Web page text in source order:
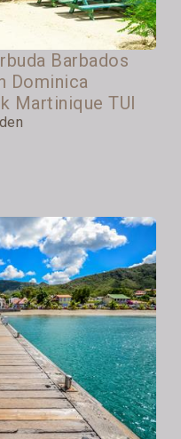
Barbados
Dominica
Martinique TUI